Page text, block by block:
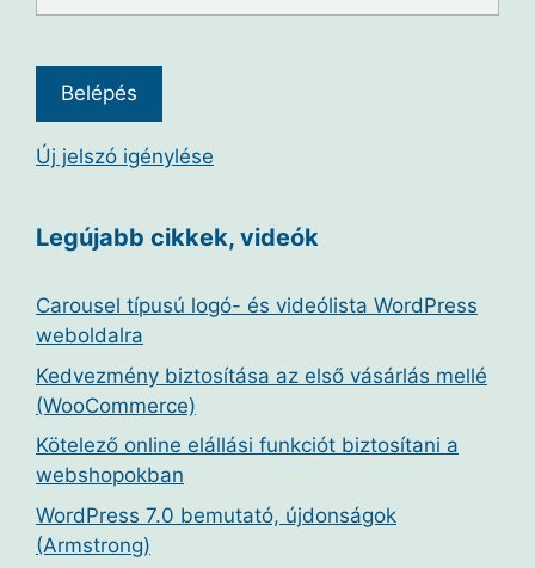
Új jelszó igénylése
Legújabb cikkek, videók
Carousel típusú logó- és videólista WordPress
weboldalra
Kedvezmény biztosítása az első vásárlás mellé
(WooCommerce)
Kötelező online elállási funkciót biztosítani a
webshopokban
WordPress 7.0 bemutató, újdonságok
(Armstrong)